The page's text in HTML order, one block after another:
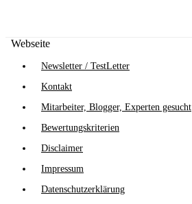
Webseite
Newsletter / TestLetter
Kontakt
Mitarbeiter, Blogger, Experten gesucht
Bewertungskriterien
Disclaimer
Impressum
Datenschutzerklärung